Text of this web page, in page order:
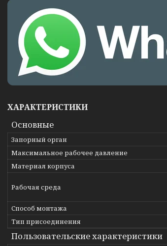
ХАРАКТЕРИСТИКИ
Основные
Запорный орган
Максимальное рабочее давление
Материал корпуса
Рабочая среда
Способ монтажа
Тип присоединения
Пользовательские характеристики